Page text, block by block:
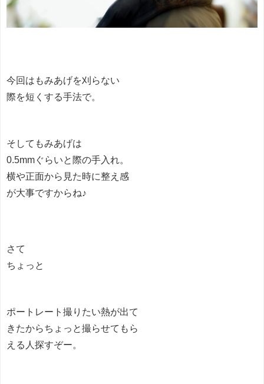
今回はもみあげを刈らない
際を短くする手法で。
そしてもみあげは
0.5mmぐらいと際の手入れ。
横や正面から見た時に整え感
が大事ですからね♪
さて
ちょっと
ポートレート撮りたい熱が出て
きたからちょっと撮らせてもら
える人探すぞー。